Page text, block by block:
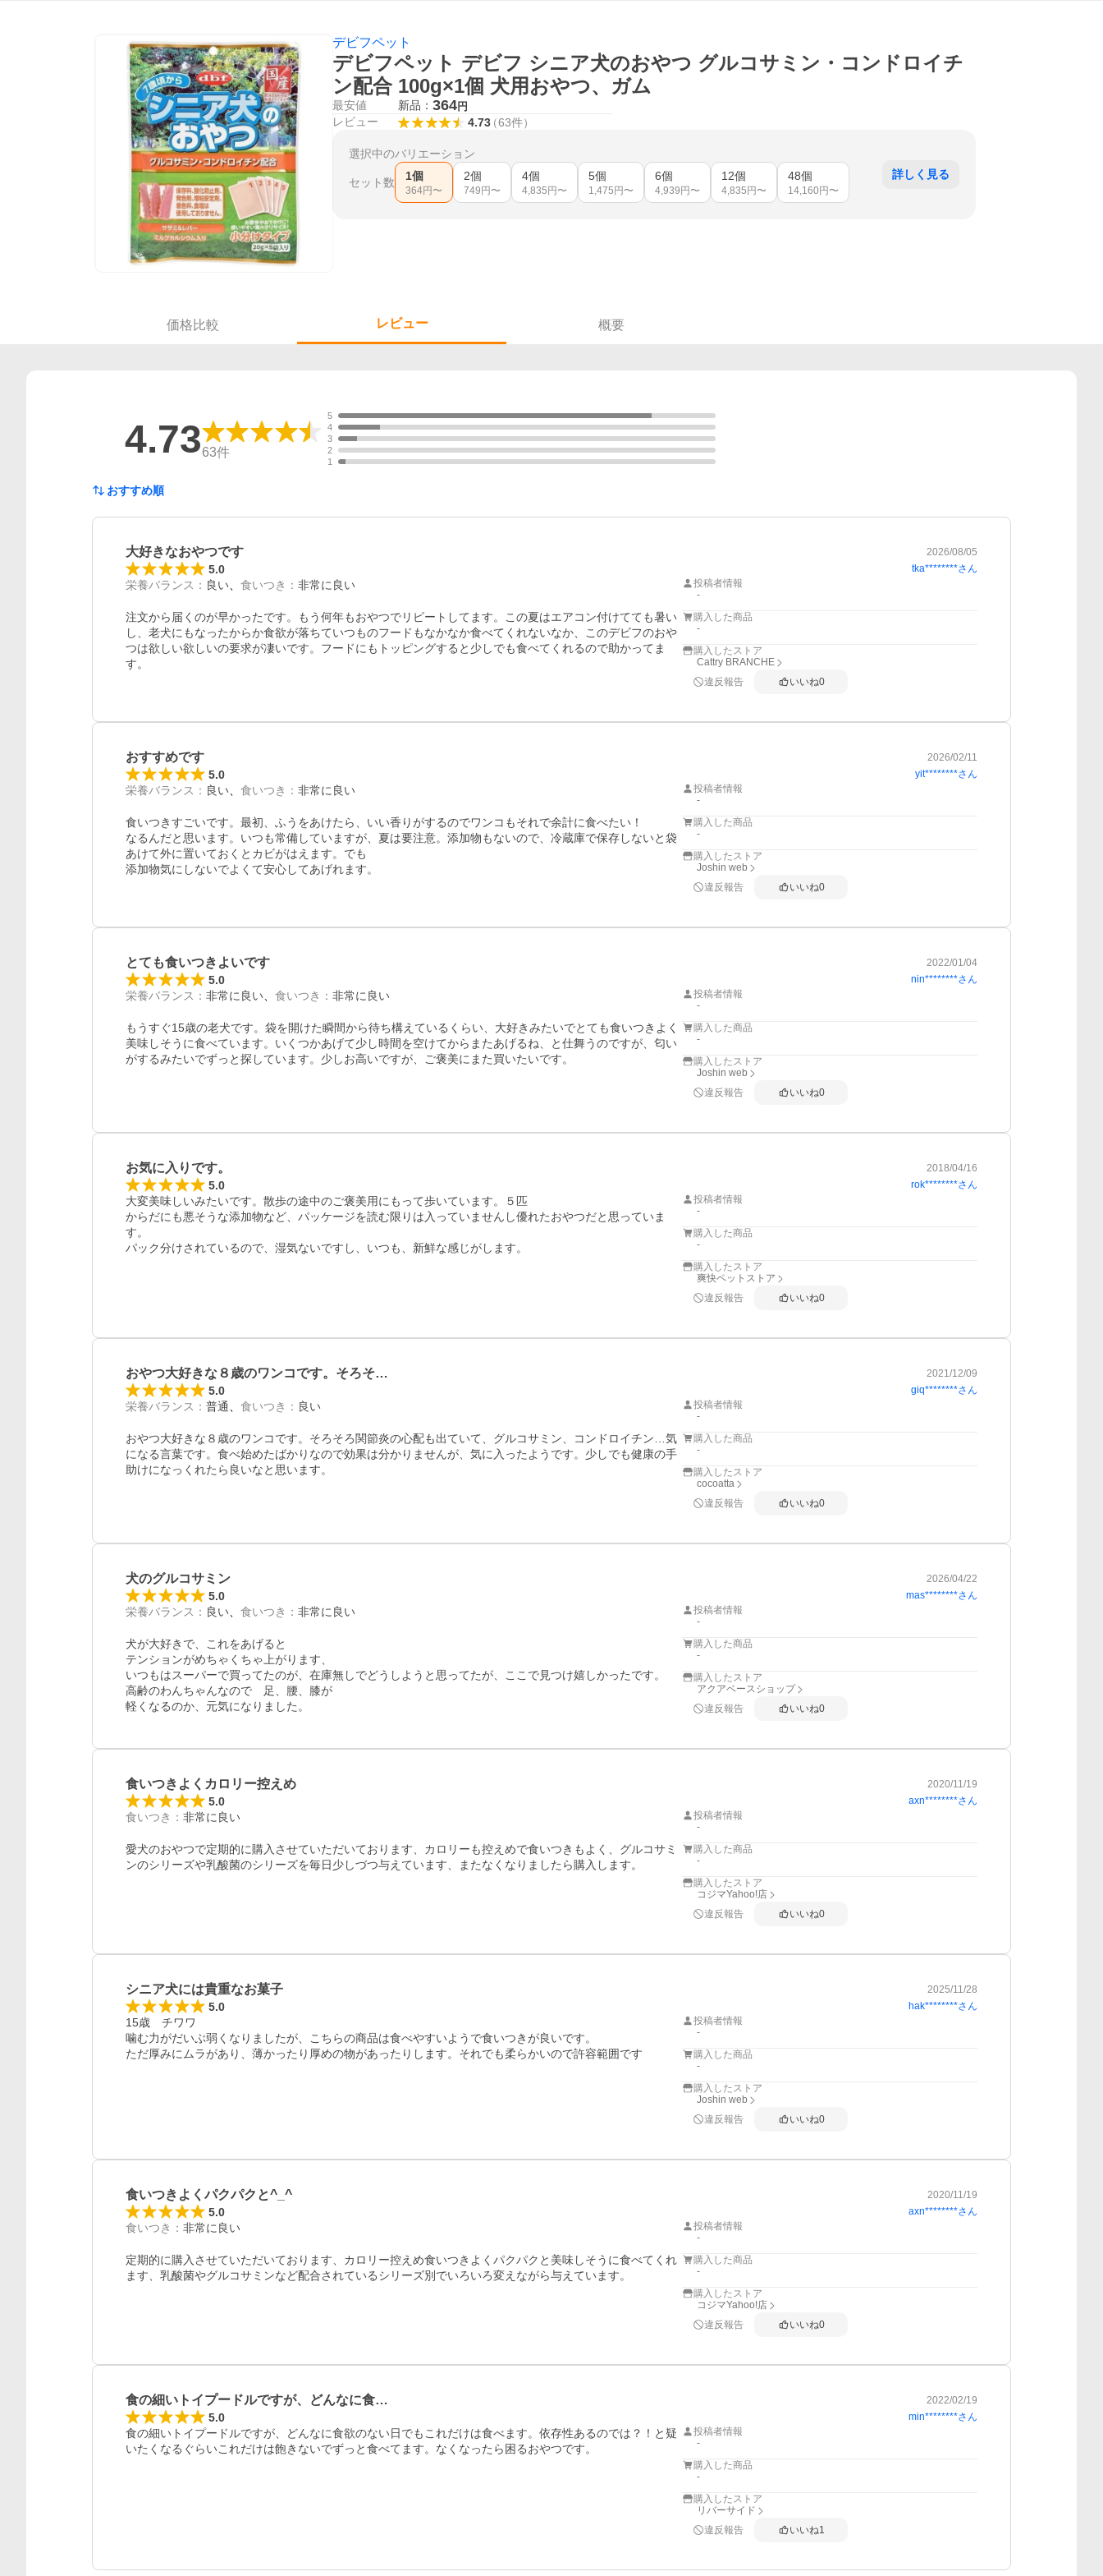
デビフペット
デビフペット デビフ シニア犬のおやつ グルコサミン・コンドロイチ
ン配合 100g×1個 犬用おやつ、ガム
最安値 新品： 364円
レビュー 4.73（63件）
選択中のバリエーション
セット数 1個
364円〜
2個
749 円〜
4個
4,835 円〜
5個
1,475 円〜
6個
4,939 円〜
12個
4,835 円〜
48個
14,160 円〜
詳しく見る
価格比較 レビュー 概要
4.7363件
5
4
3
2
1
おすすめ順
大好きなおやつです 2026/08/05
5.0 tka********さん
栄養バランス ： 良い 食いつき ： 非常に良い
注文から届くのが早かったです。もう何年もおやつでリピートしてます。この夏はエアコン付けてても暑い
し、老犬にもなったからか食欲が落ちていつものフードもなかなか食べてくれないなか、このデビフのおや
つは欲しい欲しいの要求が凄いです。フードにもトッピングすると少しでも食べてくれるので助かってま
す。
投稿者情報
-
購入した商品
-
購入したストア
Cattry BRANCHE
違反報告
いいね0
おすすめです 2026/02/11
5.0 yit********さん
栄養バランス ： 良い 食いつき ： 非常に良い
食いつきすごいです。最初、ふうをあけたら、いい香りがするのでワンコもそれで余計に食べたい！
なるんだと思います。いつも常備していますが、夏は要注意。添加物もないので、冷蔵庫で保存しないと袋
あけて外に置いておくとカビがはえます。でも
添加物気にしないでよくて安心してあげれます。
投稿者情報
-
購入した商品
-
購入したストア
Joshin web
違反報告
いいね0
とても食いつきよいです 2022/01/04
5.0 nin********さん
栄養バランス ： 非常に良い 食いつき ： 非常に良い
もうすぐ15歳の老犬です。袋を開けた瞬間から待ち構えているくらい、大好きみたいでとても食いつきよく
美味しそうに食べています。いくつかあげて少し時間を空けてからまたあげるね、と仕舞うのですが、匂い
がするみたいでずっと探しています。少しお高いですが、ご褒美にまた買いたいです。
投稿者情報
-
購入した商品
-
購入したストア
Joshin web
違反報告
いいね0
お気に入りです。 2018/04/16
5.0 rok********さん
大変美味しいみたいです。散歩の途中のご褒美用にもって歩いています。５匹
からだにも悪そうな添加物など、パッケージを読む限りは入っていませんし優れたおやつだと思っていま
す。
パック分けされているので、湿気ないですし、いつも、新鮮な感じがします。
投稿者情報
-
購入した商品
-
購入したストア
爽快ペットストア
違反報告
いいね0
おやつ大好きな８歳のワンコです。そろそ… 2021/12/09
5.0 giq********さん
栄養バランス ： 普通 食いつき ： 良い
おやつ大好きな８歳のワンコです。そろそろ関節炎の心配も出ていて、グルコサミン、コンドロイチン…気
になる言葉です。食べ始めたばかりなので効果は分かりませんが、気に入ったようです。少しでも健康の手
助けになっくれたら良いなと思います。
投稿者情報
-
購入した商品
-
購入したストア
cocoatta
違反報告
いいね0
犬のグルコサミン 2026/04/22
5.0 mas********さん
栄養バランス ： 良い 食いつき ： 非常に良い
犬が大好きで、これをあげると
テンションがめちゃくちゃ上がります、
いつもはスーパーで買ってたのが、在庫無しでどうしようと思ってたが、ここで見つけ嬉しかったです。
高齢のわんちゃんなので　足、腰、膝が
軽くなるのか、元気になりました。
投稿者情報
-
購入した商品
-
購入したストア
アクアベースショップ
違反報告
いいね0
食いつきよくカロリー控えめ 2020/11/19
5.0 axn********さん
食いつき ： 非常に良い
愛犬のおやつで定期的に購入させていただいております、カロリーも控えめで食いつきもよく、グルコサミ
ンのシリーズや乳酸菌のシリーズを毎日少しづつ与えています、またなくなりましたら購入します。
投稿者情報
-
購入した商品
-
購入したストア
コジマYahoo!店
違反報告
いいね0
シニア犬には貴重なお菓子 2025/11/28
5.0 hak********さん
15歳　チワワ
噛む力がだいぶ弱くなりましたが、こちらの商品は食べやすいようで食いつきが良いです。
ただ厚みにムラがあり、薄かったり厚めの物があったりします。それでも柔らかいので許容範囲です
投稿者情報
-
購入した商品
-
購入したストア
Joshin web
違反報告
いいね0
食いつきよくパクパクと^_^ 2020/11/19
5.0 axn********さん
食いつき ： 非常に良い
定期的に購入させていただいております、カロリー控えめ食いつきよくパクパクと美味しそうに食べてくれ
ます、乳酸菌やグルコサミンなど配合されているシリーズ別でいろいろ変えながら与えています。
投稿者情報
-
購入した商品
-
購入したストア
コジマYahoo!店
違反報告
いいね0
食の細いトイプードルですが、どんなに食… 2022/02/19
5.0 min********さん
食の細いトイプードルですが、どんなに食欲のない日でもこれだけは食べます。依存性あるのでは？！と疑
いたくなるぐらいこれだけは飽きないでずっと食べてます。なくなったら困るおやつです。
投稿者情報
-
購入した商品
-
購入したストア
リバーサイド
違反報告
いいね1